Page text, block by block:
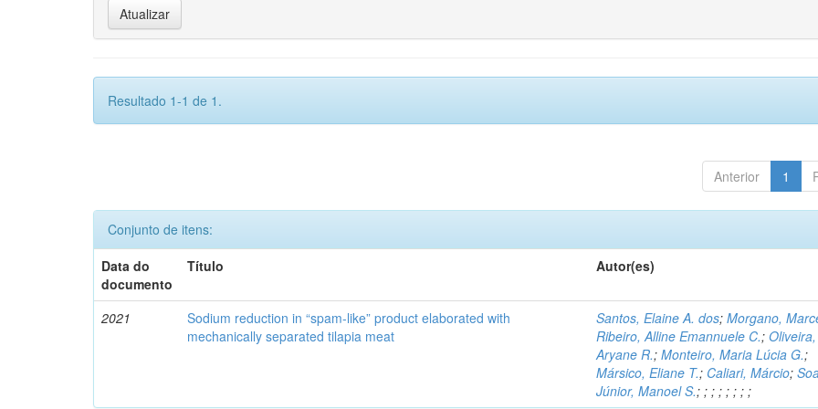
Resultado 1-1 de 1.
Anterior 1
Conjunto de itens:
Data do
documento
Título Autor(es)
2021
Sodium reduction in “spam-like” product elaborated with
mechanically separated tilapia meat
Santos, Elaine A. dos;Morgano,
Ribeiro, Alline Emannuele C.;Oliveira,
Aryane R.;Monteiro, Maria Lúcia G.;
Mársico, Eliane T.; Caliari, Márcio;
Júnior, Manoel S.;;;;;;;;